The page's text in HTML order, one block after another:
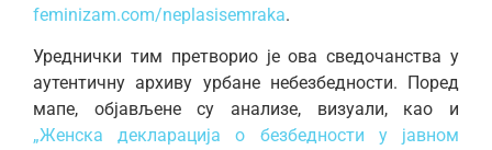
feminizam.com/neplasisemraka.
Уреднички тим претворио је ова сведочанства у
аутентичну архиву урбане небезбедности. Поред
мапе, објављене су анализе, визуали, као и
„Женска декларација о безбедности у јавном